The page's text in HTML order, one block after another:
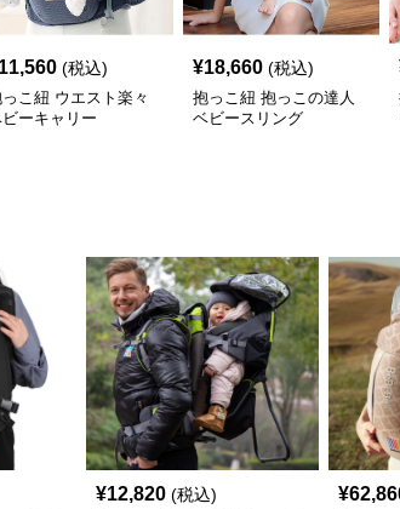
11,560 (税込)
こ紐 ウエスト楽々
ーキャリー
¥18,660 (税込)
抱っこ紐 抱っこの達人
ベビースリング
¥12,820 (税込) ¥